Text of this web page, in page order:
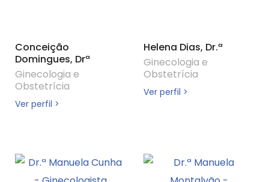
Conceição
Domingues, Drª
Ginecologia e
Obstetrícia
Ver perfil >
Helena Dias, Dr.ª
Ginecologia e
Obstetrícia
Ver perfil >